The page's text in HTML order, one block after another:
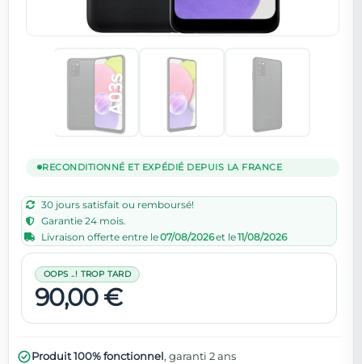
RECONDITIONNÉ ET EXPÉDIÉ DEPUIS LA FRANCE
30 jours satisfait ou remboursé!
Garantie 24 mois.
Livraison offerte entre le07/08/2026et le11/08/2026
90,00 €
OOPS ..! TROP TARD
Produit 100% fonctionnel, garanti 2 ans